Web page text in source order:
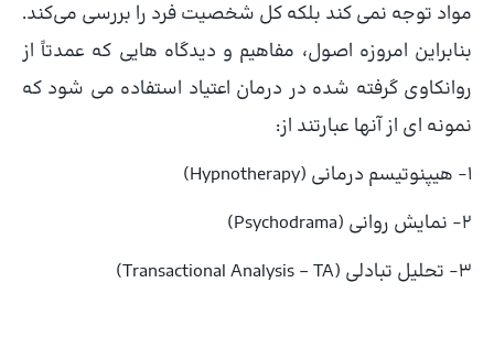
مواد توجه نمی کند بلکه کل شخصیت فرد را بررسی می‌کند.
بنابراین امروزه اصول، مفاهیم و دیدگاه هایی که عمدتاً از
روانکاوی گرفته شده در درمان اعتیاد استفاده می شود که
نمونه ای از آنها عبارتند از:
۱- هیپنوتیسم درمانی (Hypnotherapy)
۲- نمایش روانی (Psychodrama)
۳- تحلیل تبادلی (Transactional Analysis – TA)